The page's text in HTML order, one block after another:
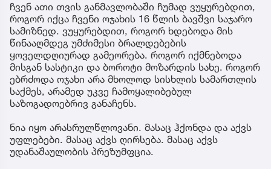
ჩვენ ათი თვის განმავლობაში ჩუმად ვუყურებდით,
როგორ იქცა ჩვენი ოჯახის 16 წლის ბავშვი საჯარო
სამიზნედ. ვუყურებდით, როგორ ხდებოდა მის
წინააღმდეგ უმძიმესი ბრალდებების
ყოველდღიურად გამეორება. როგორ იქმნებოდა
მისგან სასტიკი და ბოროტი მოზარდის სახე. როგორ
ებრძოდა ოჯახი არა მხოლოდ სისხლის სამართლის
საქმეს, არამედ უკვე ჩამოყალიბებულ
საზოგადოებრივ განაჩენს.
ნია იყო არასრულწლოვანი. მასაც ჰქონდა და აქვს
უფლებები. მასაც აქვს ღირსება. მასაც აქვს
უდანაშაულობის პრეზუმფცია.